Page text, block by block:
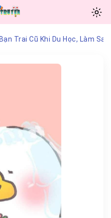
Trai Cũ Khi Du Học, Làm